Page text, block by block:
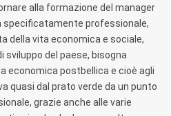
alla formazione del manager
specificatamente professionale,
della vita economica e sociale,
del paese, bisogna
economica postbellica e cioè agli
quasi dal prato verde da un punto
grazie anche alle varie